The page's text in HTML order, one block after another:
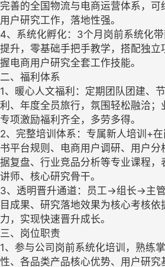
完善的全国物流与电商运营体系，可
用户研究工作，落地性强。
4、系统化孵化：3个月岗前系统化
提升，零基础手把手教学，搭配独立
握电商用户研究全套工作技能。
二、福利体系
1、暖心人文福利：定期团队团建、
利、年度全员旅行，氛围轻松融洽；
专项激励福利齐全，多劳多得。
2、完整培训体系：专属新人培训+
书平台规则、电商用户调研、用户分
据复盘、行业竞品分析等专业课程，
讲师、核心研究骨干。
3、透明晋升通道：员工→组长→主
目成果、研究落地效果为核心考核
力，实现快速晋升成长。
三、岗位职责
1、参与公司岗前系统化培训，熟练
性、各品类产品核心优势、用户研究